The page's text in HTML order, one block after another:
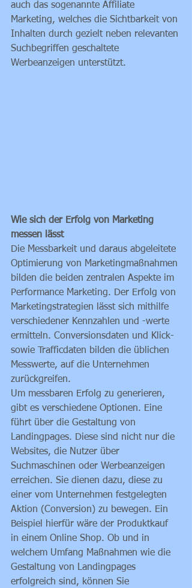
auch das sogenannte Affiliate
Marketing, welches die Sichtbarkeit von
Inhalten durch gezielt neben relevanten
Suchbegriffen geschaltete
Werbeanzeigen unterstützt.
Wie sich der Erfolg von Marketing
messen lässt
Die Messbarkeit und daraus abgeleitete
Optimierung von Marketingmaßnahmen
bilden die beiden zentralen Aspekte im
Performance Marketing. Der Erfolg von
Marketingstrategien lässt sich mithilfe
verschiedener Kennzahlen und -werte
ermitteln. Conversionsdaten und Klick-
sowie Trafficdaten bilden die üblichen
Messwerte, auf die Unternehmen
zurückgreifen.
Um messbaren Erfolg zu generieren,
gibt es verschiedene Optionen. Eine
führt über die Gestaltung von
Landingpages. Diese sind nicht nur die
Websites, die Nutzer über
Suchmaschinen oder Werbeanzeigen
erreichen. Sie dienen dazu, diese zu
einer vom Unternehmen festgelegten
Aktion (Conversion) zu bewegen. Ein
Beispiel hierfür wäre der Produktkauf
in einem Online Shop. Ob und in
welchem Umfang Maßnahmen wie die
Gestaltung von Landingpages
erfolgreich sind, können Sie